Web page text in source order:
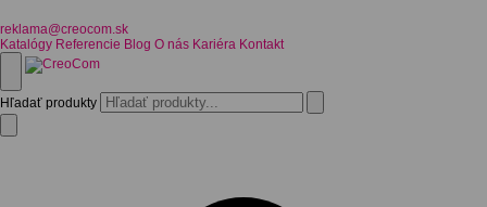
reklama@creocom.sk
Katalógy Referencie Blog O nás Kariéra Kontakt
Hľadať produkty